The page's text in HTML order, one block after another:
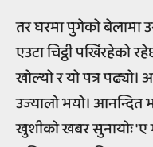
तर घरमा पुगेको बेलामा
एउटा चिट्ठी पर्खिरहेको
खोल्यो र यो पत्र पढ्यो।
उज्यालो भयो। आनन्दित
खुशीको खबर सुनायोः 'ए